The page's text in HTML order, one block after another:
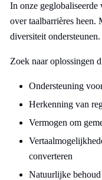
In onze geglobaliseerde
over taalbarrières heen.
diversiteit ondersteunen.
Zoek naar oplossingen
Ondersteuning
Herkenning van
Vermogen om
converteren
Natuurlijke